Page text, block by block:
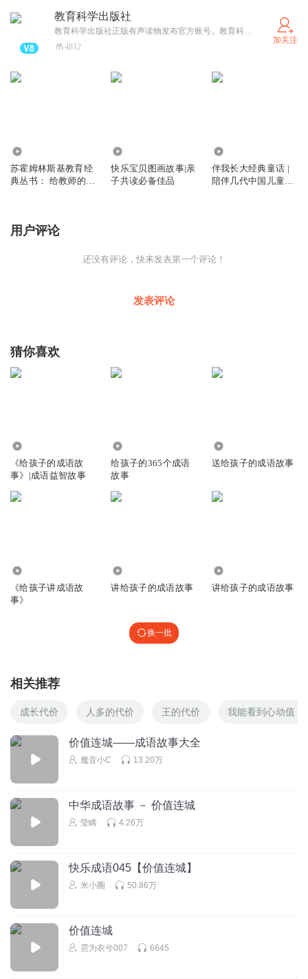
教育科学出版社
教育科学出版社正版有声读物发布官方账号。教育科学出版社是一家在国内外具有重要影响的教育专业出版社，已成为展示我国优秀科研成果、传播国内外先进教育理念的高端平台，被读者誉为“教育理论图书出版的旗帜”。
4812
加关注
苏霍姆林斯基教育经
典丛书： 给教师的建
快乐宝贝图画故事|亲
子共读必备佳品
伴我长大经典童话 |
陪伴几代中国儿童成
用户评论
还没有评论，快来发表第一个评论！
发表评论
猜你喜欢
《给孩子的成语故
事》|成语益智故事
给孩子的365个成语
故事
送给孩子的成语故事
《给孩子讲成语故
事》
讲给孩子的成语故事 讲给孩子的成语故事
换一批
相关推荐
成长代价 人多的代价 王的代价 我能看到心动值
价值连城――成语故事大全
魔音小C 13.20万
中华成语故事 － 价值连城
莹睎 4.26万
快乐成语045【价值连城】
米小圈 50.86万
价值连城
霓为衣兮007 6645